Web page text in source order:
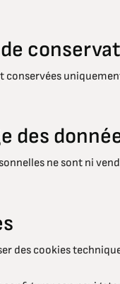
conservées
des
ne sont ni
des cookies